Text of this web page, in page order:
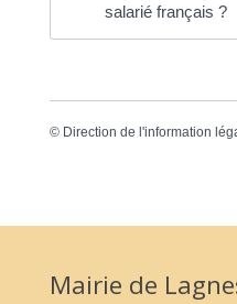
salarié français ?
© Direction de l'information
Mairie de